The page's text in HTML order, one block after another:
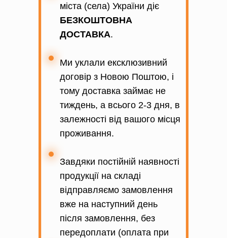
міста (села) України діє
БЕЗКОШТОВНА
ДОСТАВКА.
Ми уклали ексклюзивний
договір з Новою Поштою, і
тому доставка займає не
тиждень, а всього 2-3 дня, в
залежності від вашого місця
проживання.
Завдяки постійній наявності
продукції на складі
відправляємо замовлення
вже на наступний день
після замовлення, без
передоплати (оплата при